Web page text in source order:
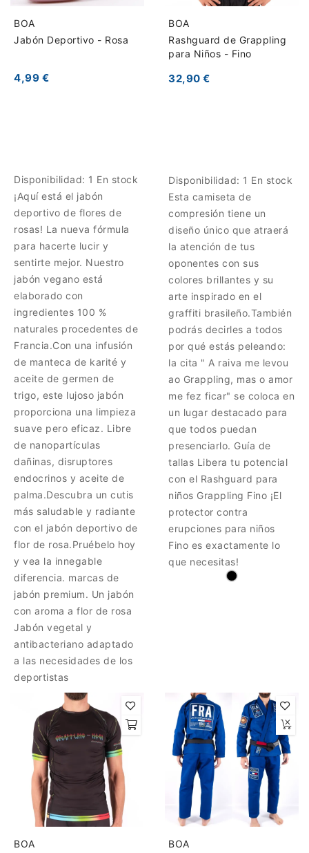
BOA
Jabón Deportivo - Rosa
4,99 €
Disponibilidad: 1 En stock
¡Aquí está el jabón
deportivo de flores de
rosas! La nueva fórmula
para hacerte lucir y
sentirte mejor. Nuestro
jabón vegano está
elaborado con
ingredientes 100 %
naturales procedentes de
Francia.Con una infusión
de manteca de karité y
aceite de germen de
trigo, este lujoso jabón
proporciona una limpieza
suave pero eficaz. Libre
de nanopartículas
dañinas, disruptores
endocrinos y aceite de
palma.Descubra un cutis
más saludable y radiante
con el jabón deportivo de
flor de rosa.Pruébelo hoy
y vea la innegable
diferencia. marcas de
jabón premium. Un jabón
con aroma a flor de rosa
Jabón vegetal y
antibacteriano adaptado
a las necesidades de los
deportistas
BOA
Rashguard de Grappling
para Niños - Fino
32,90 €
Disponibilidad: 1 En stock
Esta camiseta de
compresión tiene un
diseño único que atraerá
la atención de tus
oponentes con sus
colores brillantes y su
arte inspirado en el
graffiti brasileño.También
podrás decirles a todos
por qué estás peleando:
la cita " A raiva me levou
ao Grappling, mas o amor
me fez ficar" se coloca en
un lugar destacado para
que todos puedan
presenciarlo. Guía de
tallas Libera tu potencial
con el Rashguard para
niños Grappling Fino ¡El
protector contra
erupciones para niños
Fino es exactamente lo
que necesitas!
BOA
BOA